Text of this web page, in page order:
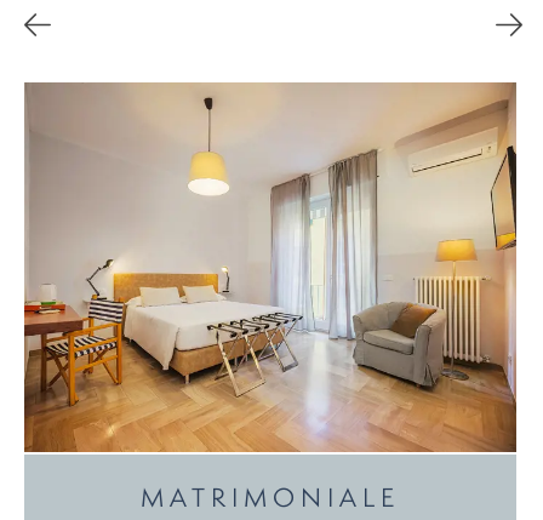
MATRIMONIALE